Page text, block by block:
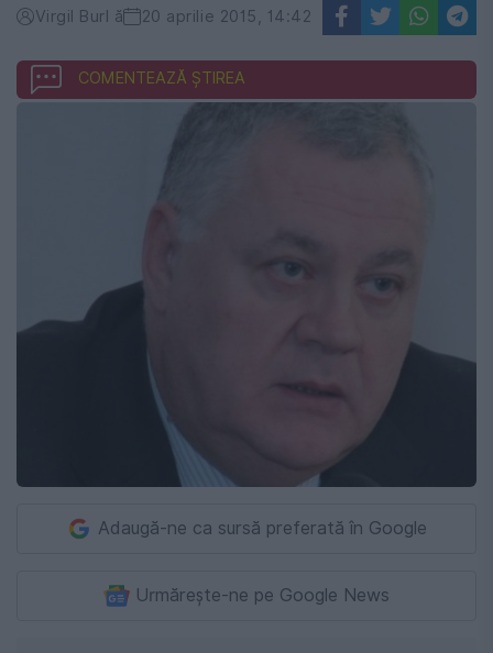
Virgil Burl ă 20 aprilie 2015, 14:42
COMENTEAZĂ ȘTIREA
Adaugă-ne ca sursă preferată în Google
Urmărește-ne pe Google News